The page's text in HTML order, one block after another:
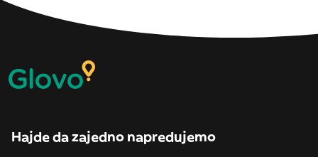
Hajde da zajedno napredujemo